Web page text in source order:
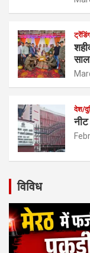
ट्रेंडिंग
देश/
विविध